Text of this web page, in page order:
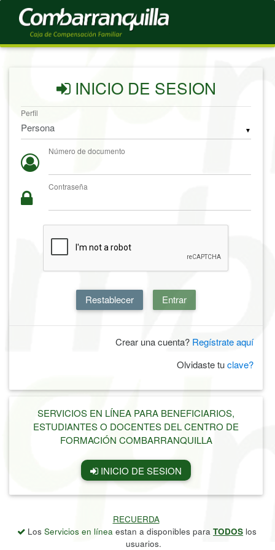
INICIO DE SESION
▼
Perfil
Número de documento
Contraseña
Restablecer Entrar
Crear una cuenta? Regístrate aquí
Olvidaste tuclave?
SERVICIOS EN LÍNEA PARA BENEFICIARIOS,
ESTUDIANTES O DOCENTES DEL CENTRO DE
FORMACIÓN COMBARRANQUILLA
INICIO DE SESION
RECUERDA
LosServicios en línea estan a disponibles paraTODOS los
usuarios.